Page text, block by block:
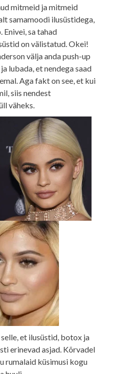
mitmeid ja mitmeid
samamoodi ilusüstidega,
sa tahad
on välistatud. Okei!
välja anda push-up
lubada, et nendega saad
Aga fakt on see, et kui
siis nendest
väheks.
et ilusüstid, botox ja
erinevad asjad. Kõrvadel
rumalaid küsimusi kogu